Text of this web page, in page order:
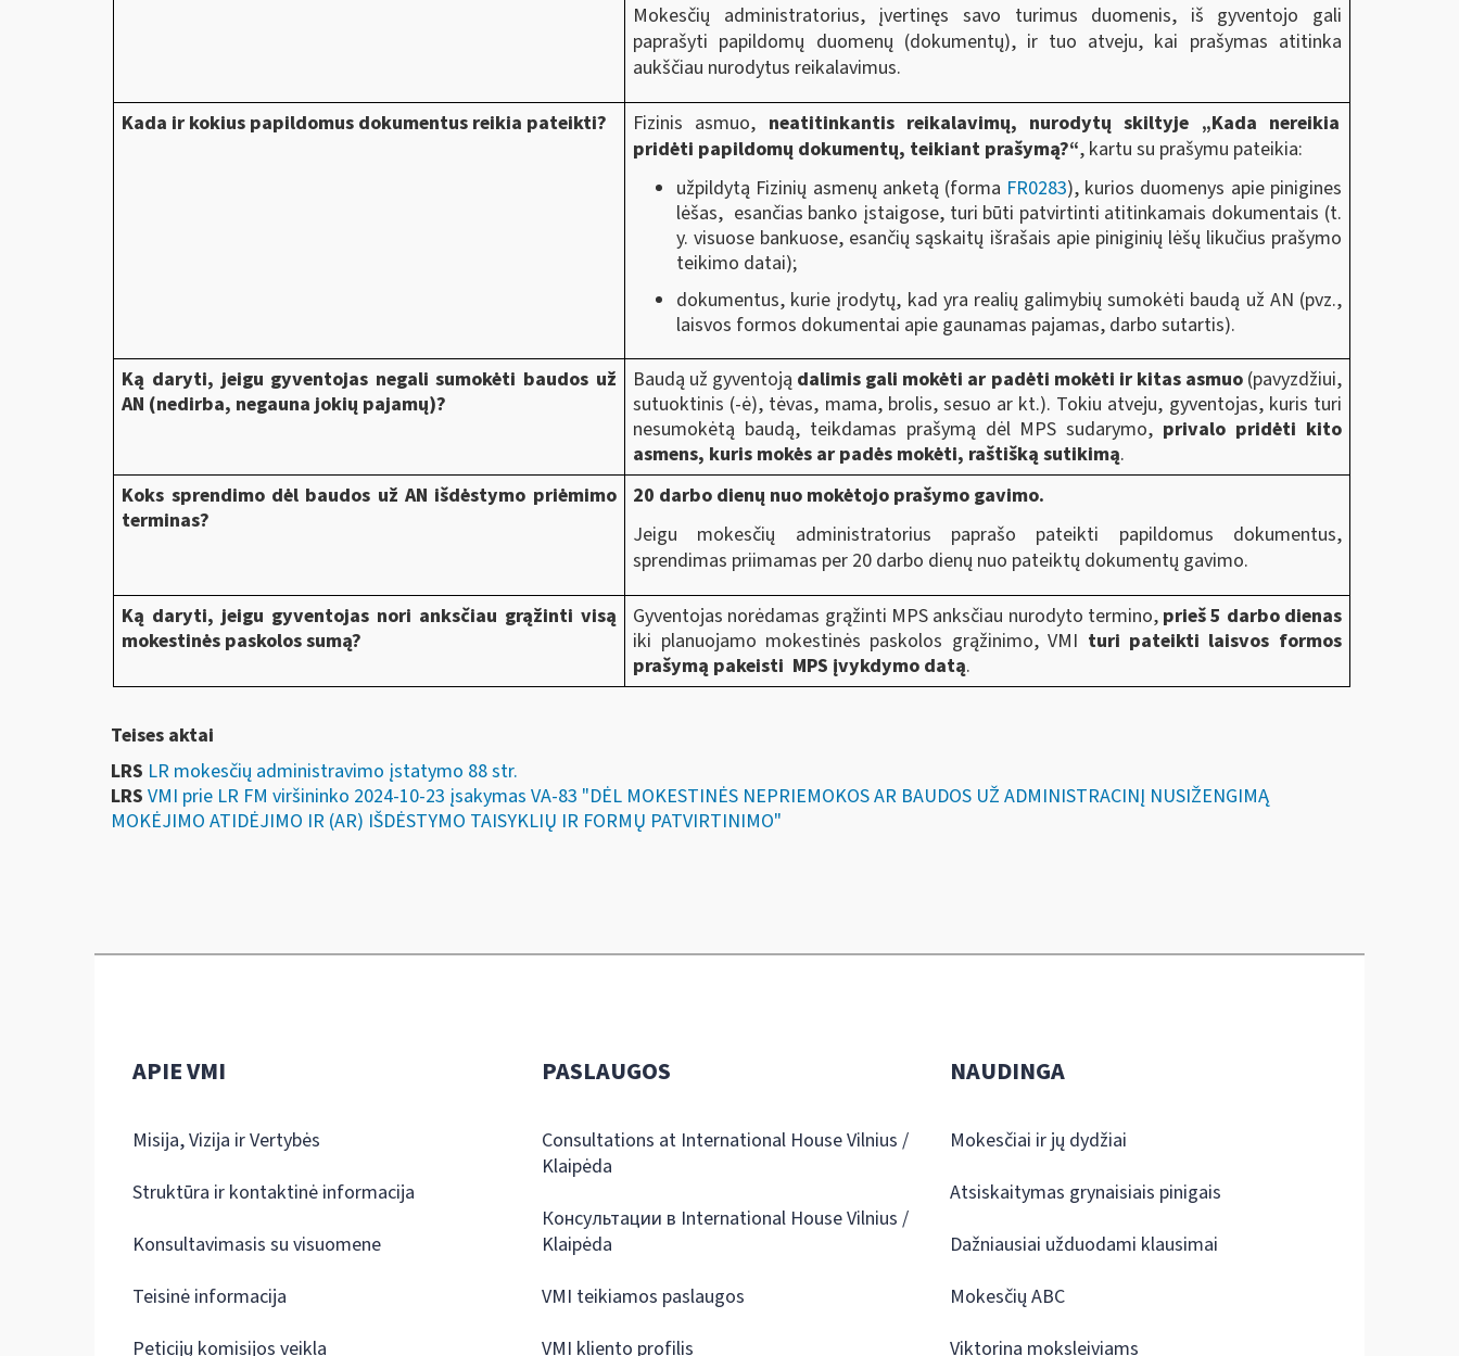
Mokesčių administratorius, įvertinęs savo turimus duomenis, iš gyventojo gali
paprašyti papildomų duomenų (dokumentų), ir tuo atveju, kai prašymas atitinka
aukščiau nurodytus reikalavimus.
Kada ir kokius papildomus dokumentus reikia pateikti? Fizinis asmuo, neatitinkantis reikalavimų, nurodytų skiltyje „Kada nereikia
pridėti papildomų dokumentų, teikiant prašymą?“, kartu su prašymu pateikia:
užpildytą Fizinių asmenų anketą (forma FR0283), kurios duomenys apie pinigines
lėšas, esančias banko įstaigose, turi būti patvirtinti atitinkamais dokumentais (t.
y. visuose bankuose, esančių sąskaitų išrašais apie piniginių lėšų likučius prašymo
teikimo datai);
dokumentus, kurie įrodytų, kad yra realių galimybių sumokėti baudą už AN (pvz.,
laisvos formos dokumentai apie gaunamas pajamas, darbo sutartis).
Ką daryti, jeigu gyventojas negali sumokėti baudos už
AN (nedirba, negauna jokių pajamų)?
Baudą už gyventoją dalimis gali mokėti ar padėti mokėti ir kitas asmuo(pavyzdžiui,
sutuoktinis (-ė), tėvas, mama, brolis, sesuo ar kt.). Tokiu atveju, gyventojas, kuris turi
nesumokėtą baudą, teikdamas prašymą dėl MPS sudarymo, privalo pridėti kito
asmens, kuris mokės ar padės mokėti, raštišką sutikimą.
Koks sprendimo dėl baudos už AN išdėstymo priėmimo
terminas?
20 darbo dienų nuo mokėtojo prašymo gavimo.
Jeigu mokesčių administratorius paprašo pateikti papildomus dokumentus,
sprendimas priimamas per 20 darbo dienų nuo pateiktų dokumentų gavimo.
Ką daryti, jeigu gyventojas nori anksčiau grąžinti visą
mokestinės paskolos sumą?
Gyventojas norėdamas grąžinti MPS anksčiau nurodyto termino, prieš 5 darbo dienas
iki planuojamo mokestinės paskolos grąžinimo, VMI turi pateikti laisvos formos
prašymą pakeisti MPS įvykdymo datą.
Teises aktai
LRS LR mokesčių administravimo įstatymo 88 str.
LRS VMI prie LR FM viršininko 2024-10-23 įsakymas VA-83 "DĖL MOKESTINĖS NEPRIEMOKOS AR BAUDOS UŽ ADMINISTRACINĮ NUSIŽENGIMĄ
MOKĖJIMO ATIDĖJIMO IR (AR) IŠDĖSTYMO TAISYKLIŲ IR FORMŲ PATVIRTINIMO"
APIE VMI
Misija, Vizija ir Vertybės
Struktūra ir kontaktinė informacija
Konsultavimasis su visuomene
Teisinė informacija
Peticijų komisijos veikla
PASLAUGOS
Consultations at International House Vilnius /
Klaipėda
Консультации в International House Vilnius /
Klaipėda
VMI teikiamos paslaugos
VMI kliento profilis
NAUDINGA
Mokesčiai ir jų dydžiai
Atsiskaitymas grynaisiais pinigais
Dažniausiai užduodami klausimai
Mokesčių ABC
Viktorina moksleiviams